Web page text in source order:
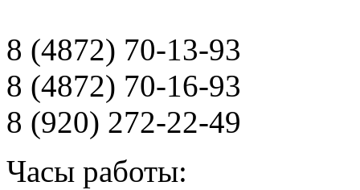
8 (4872) 70-13-93
8 (4872) 70-16-93
8 (920) 272-22-49
Часы работы: